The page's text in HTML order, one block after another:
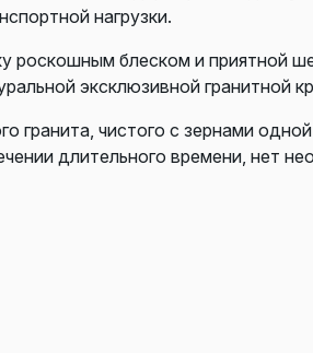
нагрузки.
роскошным блеском и приятной
эксклюзивной гранитной
гранита, чистого с зернами
длительного времени, нет